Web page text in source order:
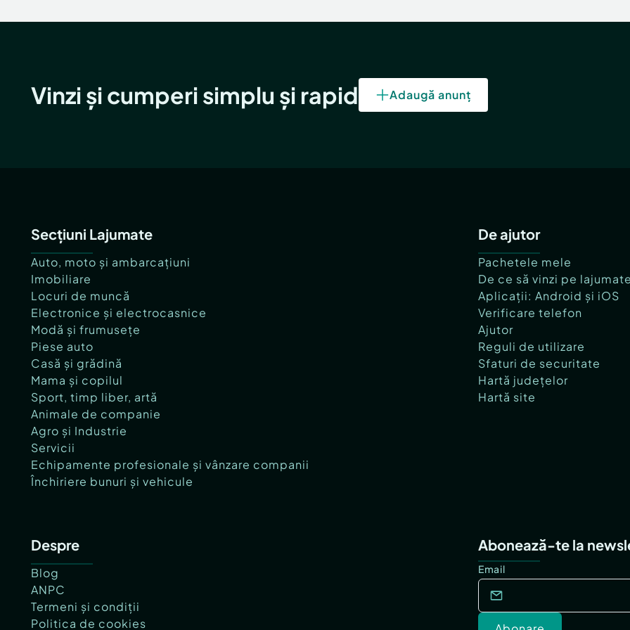
Vinzi și cumperi simplu și rapid Adaugă anunț
Secțiuni Lajumate
Auto, moto și ambarcațiuni
Imobiliare
Locuri de muncă
Electronice și electrocasnice
Modă și frumusețe
Piese auto
Casă și grădină
Mama și copilul
Sport, timp liber, artă
Animale de companie
Agro și Industrie
Servicii
Echipamente profesionale și vânzare companii
Închiriere bunuri și vehicule
De ajutor
Pachetele mele
De ce să vinzi pe
Aplicații: Android și iOS
Verificare telefon
Ajutor
Reguli de utilizare
Sfaturi de securitate
Hartă județelor
Hartă site
Despre
Blog
ANPC
Termeni și condiții
Politica de cookies
Abonează-te la
Email